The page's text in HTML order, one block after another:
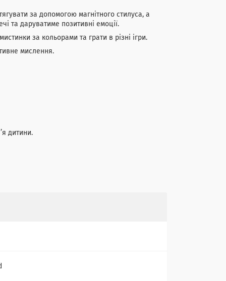
за допомогою магнітного стилуса, а
та даруватиме позитивні емоції.
за кольорами та грати в різні ігри.
мислення.
дитини.